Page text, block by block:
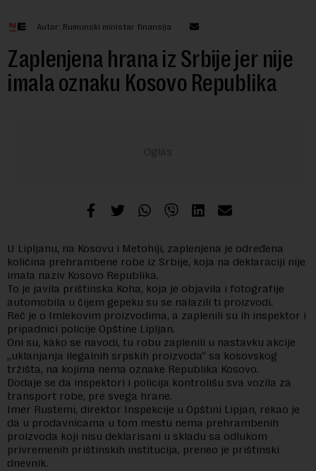
Autor: Rumunski ministar finansija
Zaplenjena hrana iz Srbije jer nije
imala oznaku Kosovo Republika
U Lipljanu, na Kosovu i Metohiji, zaplenjena je određena
količina prehrambene robe iz Srbije, koja na deklaraciji nije
imala naziv Kosovo Republika.
To je javila prištinska Koha, koja je objavila i fotografije
automobila u čijem gepeku su se nalazili ti proizvodi.
Reč je o Imlekovim proizvodima, a zaplenili su ih inspektor i
pripadnici policije Opštine Lipljan.
Oni su, kako se navodi, tu robu zaplenili u nastavku akcije
„uklanjanja ilegalnih srpskih proizvoda“ sa kosovskog
tržišta, na kojima nema oznake Republika Kosovo.
Dodaje se da inspektori i policija kontrolišu sva vozila za
transport robe, pre svega hrane.
Imer Rustemi, direktor Inspekcije u Opštini Lipjan, rekao je
da u prodavnicama u tom mestu nema prehrambenih
proizvoda koji nisu deklarisani u skladu sa odlukom
privremenih prištinskih institucija, preneo je prištinski
dnevnik.